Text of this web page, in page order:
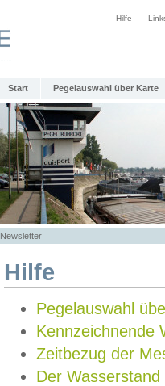
Hilfe
Start Pegelauswahl über Karte
Newsletter
Hilfe
Pegelauswahl
Kennzeichnende
Zeitbezug der
Der Wasserstand